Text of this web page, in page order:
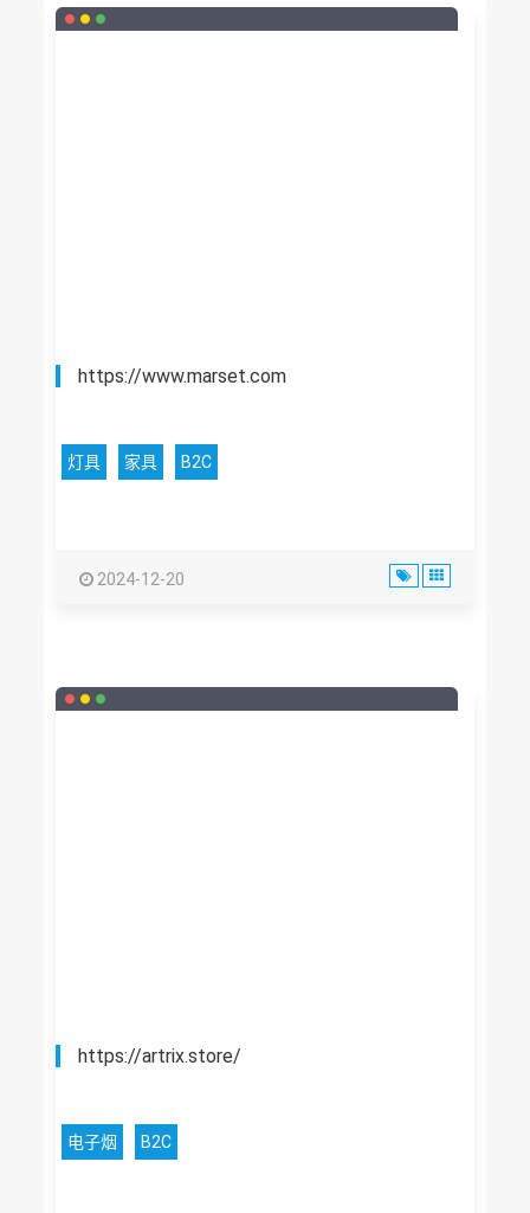
https://www.marset.com
灯具 家具 B2C
2024-12-20
https://artrix.store/
电子烟 B2C